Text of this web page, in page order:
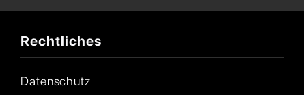
Rechtliches
Datenschutz